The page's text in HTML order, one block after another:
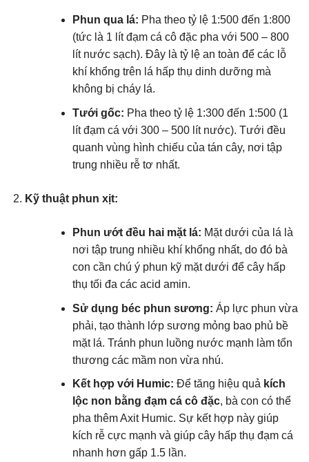
Phun qua lá: Pha theo tỷ lệ 1:500 đến 1:800
(tức là 1 lít đạm cá cô đặc pha với 500 – 800
lít nước sạch). Đây là tỷ lệ an toàn để các lỗ
khí khổng trên lá hấp thụ dinh dưỡng mà
không bị cháy lá.
Tưới gốc: Pha theo tỷ lệ 1:300 đến 1:500 (1
lít đạm cá với 300 – 500 lít nước). Tưới đều
quanh vùng hình chiếu của tán cây, nơi tập
trung nhiều rễ tơ nhất.
Kỹ thuật phun xịt:
Phun ướt đều hai mặt lá: Mặt dưới của lá là
nơi tập trung nhiều khí khổng nhất, do đó bà
con cần chú ý phun kỹ mặt dưới để cây hấp
thụ tối đa các acid amin.
Sử dụng béc phun sương: Áp lực phun vừa
phải, tạo thành lớp sương mỏng bao phủ bề
mặt lá. Tránh phun luồng nước mạnh làm tổn
thương các mầm non vừa nhú.
Kết hợp với Humic: Để tăng hiệu quả kích
lộc non bằng đạm cá cô đặc, bà con có thể
pha thêm Axit Humic. Sự kết hợp này giúp
kích rễ cực mạnh và giúp cây hấp thụ đạm cá
nhanh hơn gấp 1.5 lần.